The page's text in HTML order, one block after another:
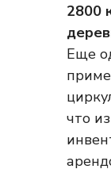
2800
Еще
что